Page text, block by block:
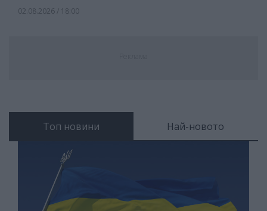
02.08.2026 / 18:00
Топ новини Най-новото